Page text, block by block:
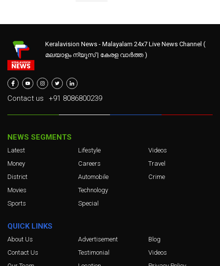
Keralavision News - Malayalam 24x7 Live News Channel (
മലയാളം ന്യൂസ് | കേരള വാർത്ത )
Contact us +91 8086800239
NEWS SEGMENTS
Latest
Money
District
Movies
Sports
Lifestyle
Careers
Automobile
Technology
Special
Videos
Travel
Crime
QUICK LINKS
About Us
Contact Us
Advertisement
Testimonial
Blog
Videos